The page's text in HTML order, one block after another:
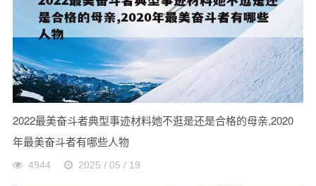
2022最美奋斗者典型事迹材料她不逛是还是合格的母亲,2020
年最美奋斗者有哪些人物
4944 2025 / 05 / 19